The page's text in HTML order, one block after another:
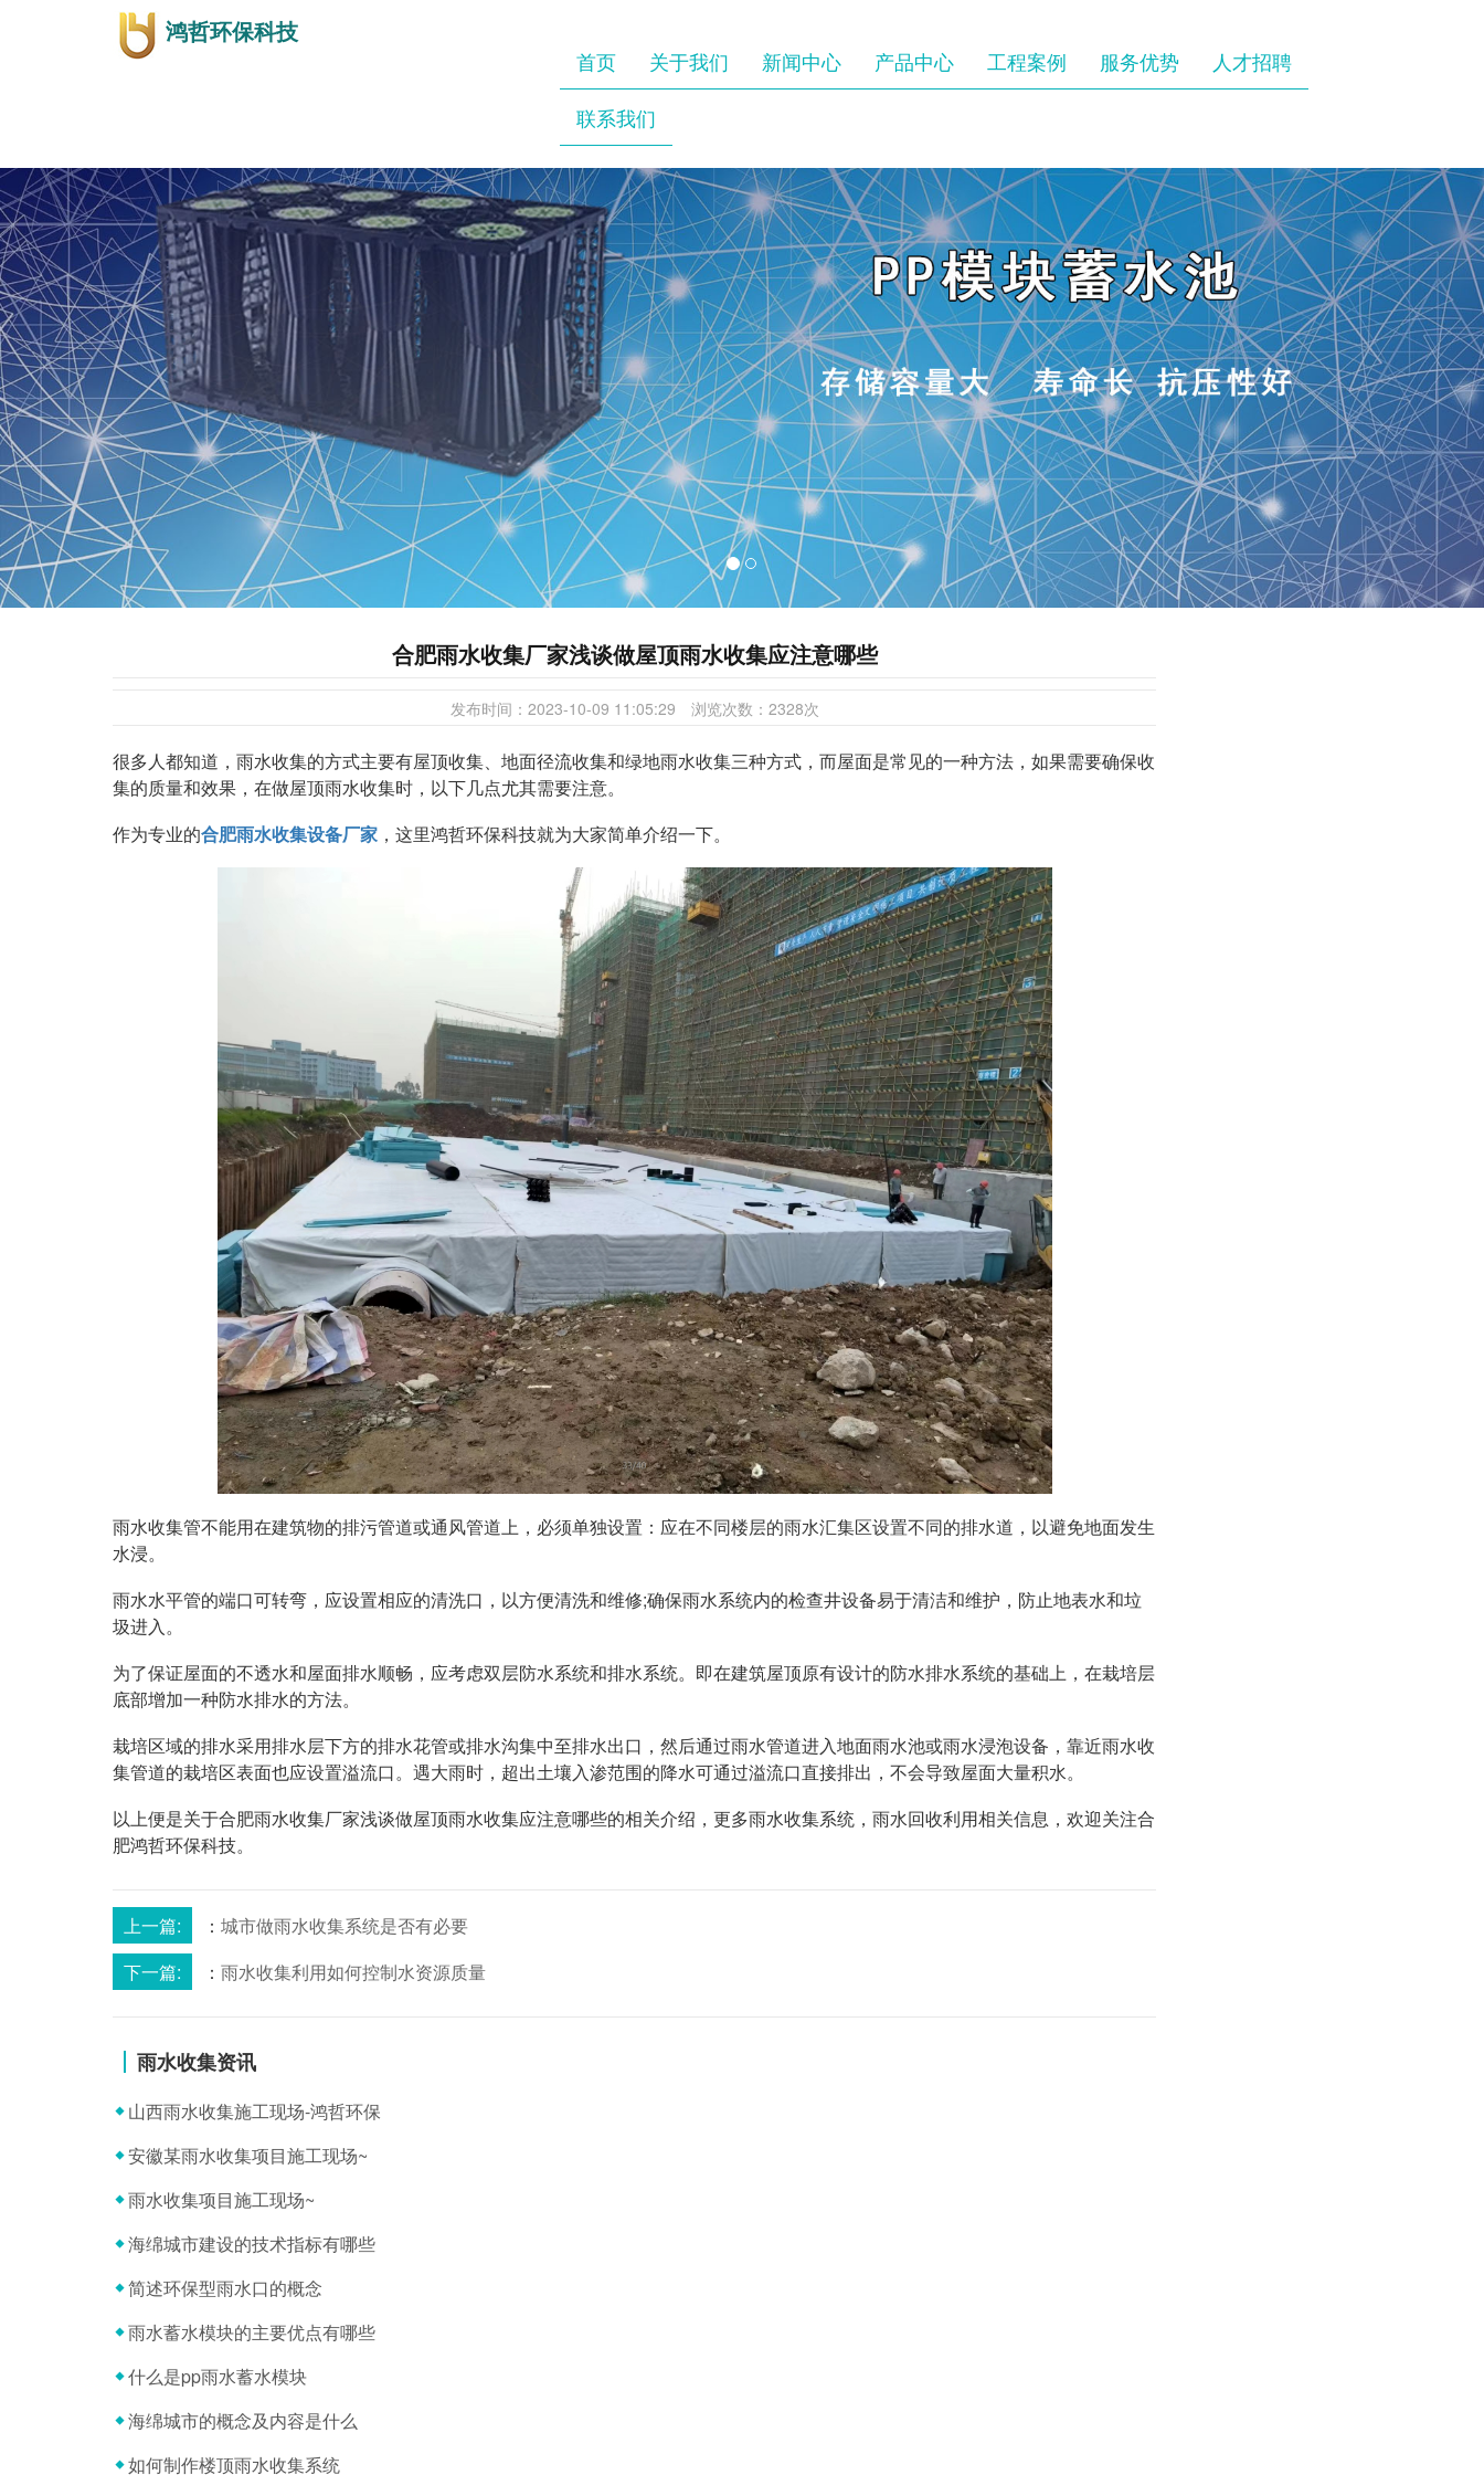
鸿哲环保科技
首页 关于我们 新闻中心 产品中心 工程案例 服务优势
人才招聘
联系我们
合肥雨水收集厂家浅谈做屋顶雨水收集应注意哪些
发布时间： 2023-10-09 11:05:29 浏览次数： 2328次
很多人都知道，雨水收集的方式主要有屋顶收集、地面径流收集和绿地雨水收集三种方式，而屋面是常见的一种方法，如果需要确保收
集的质量和效果，在做屋顶雨水收集时，以下几点尤其需要注意。
作为专业的合肥雨水收集设备厂家 ，这里鸿哲环保科技就为大家简单介绍一下。
雨水收集管不能用在建筑物的排污管道或通风管道上，必须单独设置：应在不同楼层的雨水汇集区设置不同的排水道，以避免地面发生
水浸。
雨水水平管的端口可转弯，应设置相应的清洗口，以方便清洗和维修;确保雨水系统内的检查井设备易于清洁和维护，防止地表水和垃
圾进入。
为了保证屋面的不透水和屋面排水顺畅，应考虑双层防水系统和排水系统。即在建筑屋顶原有设计的防水排水系统的基础上，在栽培层
底部增加一种防水排水的方法。
栽培区域的排水采用排水层下方的排水花管或排水沟集中至排水出口，然后通过雨水管道进入地面雨水池或雨水浸泡设备，靠近雨水收
集管道的栽培区表面也应设置溢流口。遇大雨时，超出土壤入渗范围的降水可通过溢流口直接排出，不会导致屋面大量积水。
以上便是关于合肥雨水收集厂家浅谈做屋顶雨水收集应注意哪些的相关介绍，更多雨水收集系统，雨水回收利用相关信息，欢迎关注合
肥鸿哲环保科技。
上一篇: ： 城市做雨水收集系统是否有必要
下一篇:
： 雨水收集利用如何控制水资源质量
雨水收集资讯
山西雨水收集施工现场-鸿哲环保
安徽某雨水收集项目施工现场~
雨水收集项目施工现场~
海绵城市建设的技术指标有哪些
简述环保型雨水口的概念
雨水蓄水模块的主要优点有哪些
什么是pp雨水蓄水模块
海绵城市的概念及内容是什么
如何制作楼顶雨水收集系统